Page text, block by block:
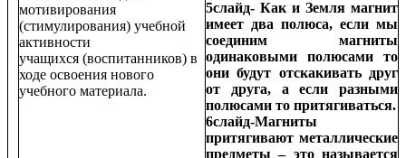
мотивирования
(стимулирования) учебной
активности
учащихся (воспитанников) в
ходе освоения нового
учебного материала.
5слайд- Как и Земля магнит
имеет два полюса, если мы
соединим магниты
одинаковыми полюсами то
они будут отскакивать друг
от друга, а если разными
полюсами то притягиваться.
6слайд-Магниты
притягивают металлические
предметы – это называется